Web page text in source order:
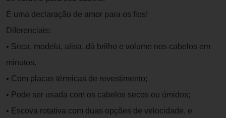
É uma declaração de amor para os fios!
Diferenciais:
• Seca, modela, alisa, dá brilho e volume nos cabelos em
minutos.
• Com placas térmicas de revestimento;
• Pode ser usada com os cabelos secos ou úmidos;
• Escova rotativa com duas opções de velocidade, e